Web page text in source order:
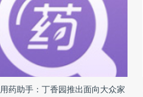
药助手：丁香园推出面向大众家